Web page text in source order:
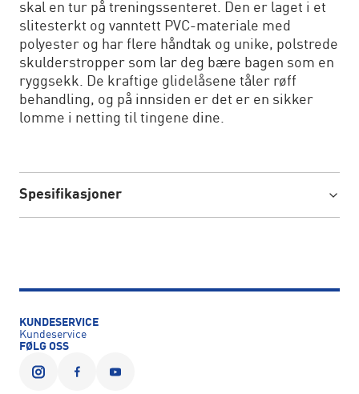
skal en tur på treningssenteret. Den er laget i et
slitesterkt og vanntett PVC-materiale med
polyester og har flere håndtak og unike, polstrede
skulderstropper som lar deg bære bagen som en
ryggsekk. De kraftige glidelåsene tåler røff
behandling, og på innsiden er det er en sikker
lomme i netting til tingene dine.
Spesifikasjoner
KUNDESERVICE
Kundeservice
FØLG OSS